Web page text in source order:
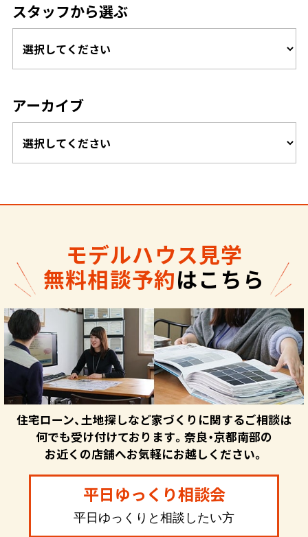
スタッフから選ぶ
アーカイブ
モデルハウス見学
無料相談予約はこちら
住宅ローン、土地探しなど家づくりに関するご相談は
何でも受け付けております。奈良・京都南部の
お近くの店舗へお気軽にお越しください。
平日ゆっくり相談会
平日ゆっくりと相談したい方